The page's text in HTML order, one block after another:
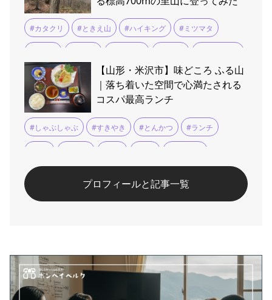
#カタクリ #ときえ山 #ハイキング #ミツマタ
#炭沢山 #登山 #自然散策
【山形・米沢市】味どころ ふる山
｜落ち着いた空間で心満たされる
コスパ最高ランチ
#しゃぶしゃぶ #すきやき #とんかつ #ランチ
#郷土料理
プロフィールと記事一覧